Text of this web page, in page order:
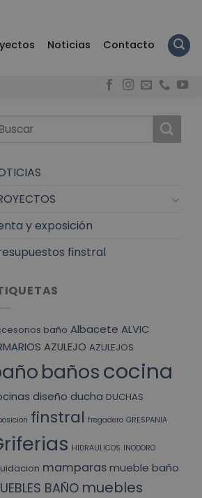
Noticias Contacto
y exposición
finstral
baño Albacete ALVIC
AZULEJO AZULEJOS
bañoscocina
diseño ducha DUCHAS
finstral fregadero GRESPANIA
HIDRAULICOS INODORO
mamparasmueble baño
BAÑO muebles